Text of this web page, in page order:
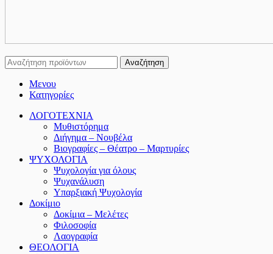
Αναζήτηση
Μενου
Κατηγορίες
ΛΟΓΟΤΕΧΝΙΑ
Μυθιστόρημα
Διήγημα – Νουβέλα
Βιογραφίες – Θέατρο – Μαρτυρίες
ΨΥΧΟΛΟΓΙΑ
Ψυχολογία για όλους
Ψυχανάλυση
Υπαρξιακή Ψυχολογία
Δοκίμιο
Δοκίμια – Μελέτες
Φιλοσοφία
Λαογραφία
ΘΕΟΛΟΓΙΑ